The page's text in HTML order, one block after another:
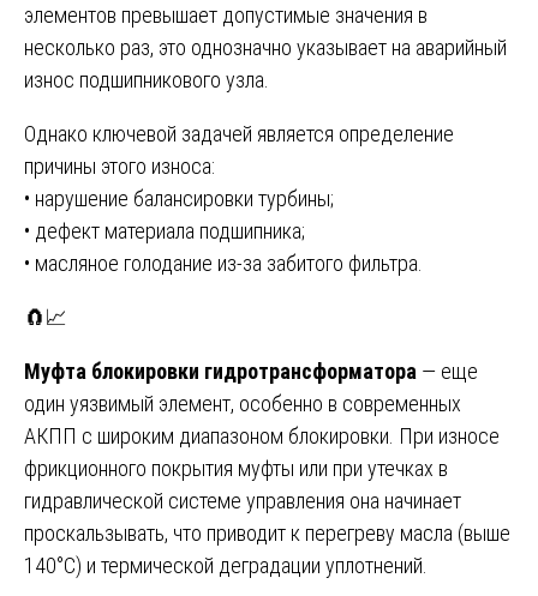
элементов превышает допустимые значения в
несколько раз, это однозначно указывает на аварийный
износ подшипникового узла.
Однако ключевой задачей является определение
причины этого износа:
• нарушение балансировки турбины;
• дефект материала подшипника;
• масляное голодание из-за забитого фильтра.
🧲📈
Муфта блокировки гидротрансформатора — еще
один уязвимый элемент, особенно в современных
АКПП с широким диапазоном блокировки. При износе
фрикционного покрытия муфты или при утечках в
гидравлической системе управления она начинает
проскальзывать, что приводит к перегреву масла (выше
140°C) и термической деградации уплотнений.